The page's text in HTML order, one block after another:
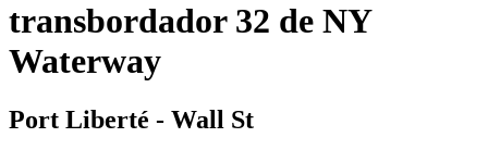
transbordador 32 de NY
Waterway
Port Liberté - Wall St